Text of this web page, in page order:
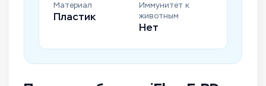
Материал
Пластик
Иммунитет к
животным
Нет